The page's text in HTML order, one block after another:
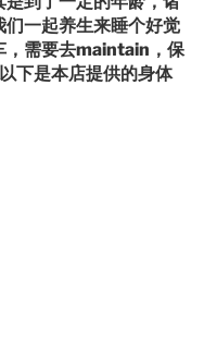
一起养生来睡个好觉
，需要去maintain，保
下是本店提供的身体